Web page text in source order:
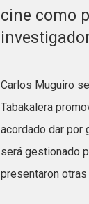
cine como
Carlos Muguiro
Tabakalera
acordado dar por
será gestionado
presentaron